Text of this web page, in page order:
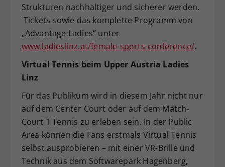
Strukturen nachhaltiger und sicherer werden.
Tickets sowie das komplette Programm von
„Advantage Ladies“ unter
www.ladieslinz.at/female-sports-conference/.
Virtual Tennis beim Upper Austria Ladies
Linz
Für das Publikum wird in diesem Jahr nicht nur
auf dem Center Court oder auf dem Match-
Court 1 Tennis zu erleben sein. In der Public
Area können die Fans erstmals Virtual Tennis
selbst ausprobieren – mit einer VR-Brille und
Technik aus dem Softwarepark Hagenberg,